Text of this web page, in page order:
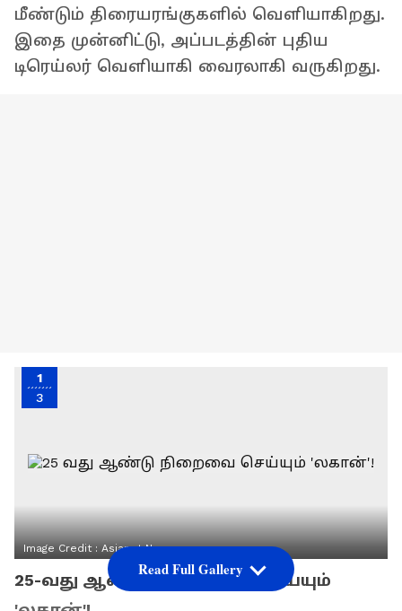
மீண்டும் திரையரங்குகளில் வெளியாகிறது.
இதை முன்னிட்டு, அப்படத்தின் புதிய
டிரெய்லர் வெளியாகி வைரலாகி வருகிறது.
1
3
Image Credit : Asianet News
25-வது ஆண்டு நிறைவை செய்யும்
Read Full Gallery